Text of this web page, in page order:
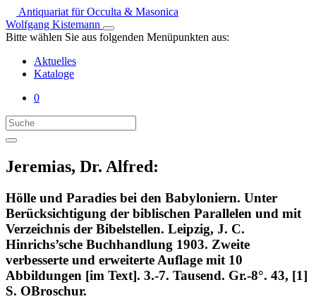
Antiquariat für Occulta & Masonica
Wolfgang Kistemann
Bitte wählen Sie aus folgenden Menüpunkten aus:
Aktuelles
Kataloge
0
Jeremias, Dr. Alfred:
Hölle und Paradies bei den Babyloniern. Unter
Berücksichtigung der biblischen Parallelen und mit
Verzeichnis der Bibelstellen. Leipzig, J. C.
Hinrichs’sche Buchhandlung 1903. Zweite
verbesserte und erweiterte Auflage mit 10
Abbildungen [im Text]. 3.-7. Tausend. Gr.-8°. 43, [1]
S. OBroschur.